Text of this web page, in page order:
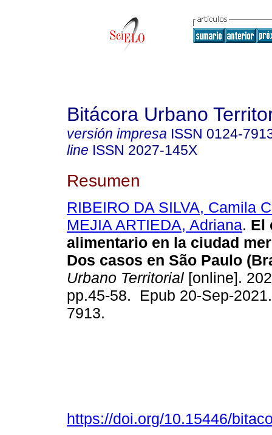
Bitácora Urbano
versión impresa ISSN 0124-
line ISSN 2027-145X
Resumen
RIBEIRO DA SILVA, Camila
MEJIA ARTIEDA, Adriana. El
alimentario en la ciudad
Dos casos en São Paulo
Urbano Territorial [online].
pp.45-58. Epub 20-Sep-
7913.
https://doi.org/10.15446/